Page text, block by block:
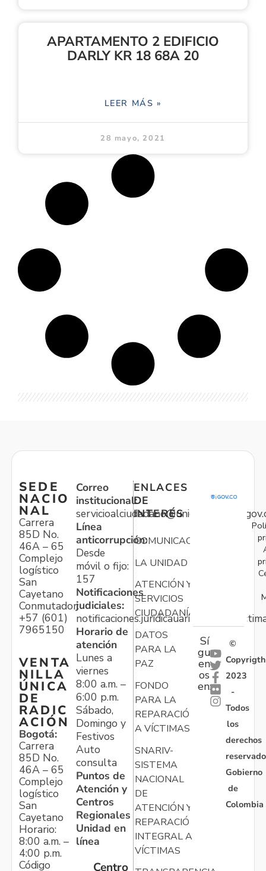
APARTAMENTO 2 EDIFICIO
DARLY KR 18 68A 20
LEER MÁS »
28 mayo, 2021
SEDE
NACIO
NAL
Carrera
85D No.
46A – 65
Complejo
logístico
San
Cayetano
Conmutador:
+57 (601)
7965150
VENTA
NILLA
ÚNICA
DE
RADIC
ACIÓN
Bogotá:
Carrera
85D No.
46A – 65
Complejo
logístico
San
Cayetano
Horario:
8:00 a.m. –
4:00 p.m.
Código
Correo
institucional:
Línea
anticorrupción:
Desde
móvil o fijo:
157
Notificaciones
judiciales:
Horario de
atención
Lunes a
viernes
8:00 a.m. –
6:00 p.m.
Sábado,
Domingo y
Festivos
Auto
consulta
Puntos de
Atención y
Centros
Regionales
Unidad en
línea
Centro
ENLACES
DE
INTERÉS
COMUNICACIONES
LA UNIDAD
ATENCIÓN Y
SERVICIOS
CIUDADANÍA
DATOS
PARA LA
PAZ
FONDO
PARA LA
REPARACIÓN
A VÍCTIMAS
SNARIV-
SISTEMA
NACIONAL
DE
ATENCIÓN Y
REPARACIÓN
INTEGRAL A
VÍCTIMAS
Sí
gu
en
os
en:
©
Copyrigth
2023
-
Todos
los
derechos
Gobierno
de
Colombia